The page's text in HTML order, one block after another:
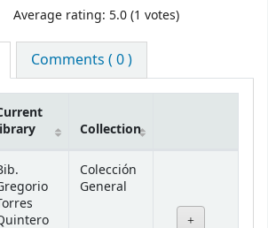
Average rating: 5.0 (1 votes)
Comments ( 0 )
Collection
Colección
General